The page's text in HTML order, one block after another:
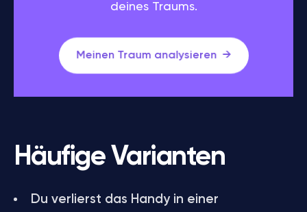
deines Traums.
Meinen Traum analysieren
Häufige Varianten
Du verlierst das Handy in einer